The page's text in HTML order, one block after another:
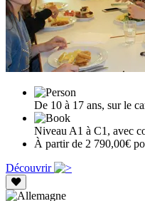
De 10 à 17 ans, sur le
Niveau A1 à C1, avec
À partir de 2 790,00€
Découvrir